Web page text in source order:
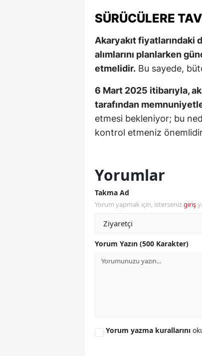
SÜRÜCÜLERE
Akaryakıt fiyatlarındaki
alımlarını planlarken
etmelidir. Bu sayede,
6 Mart 2025 itibarıyla,
tarafından
etmesi bekleniyor; bu
kontrol etmeniz
Yorumlar
Takma Ad
Yorum yapmak için, istersenizgiriş
Yorum Yazın (500 Karakter)
Yorum yazma kurallarını